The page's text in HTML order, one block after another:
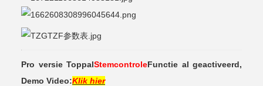
Pro versie ToppalStemcontroleFunctie al geactiveerd,
Demo Video:Klik hier